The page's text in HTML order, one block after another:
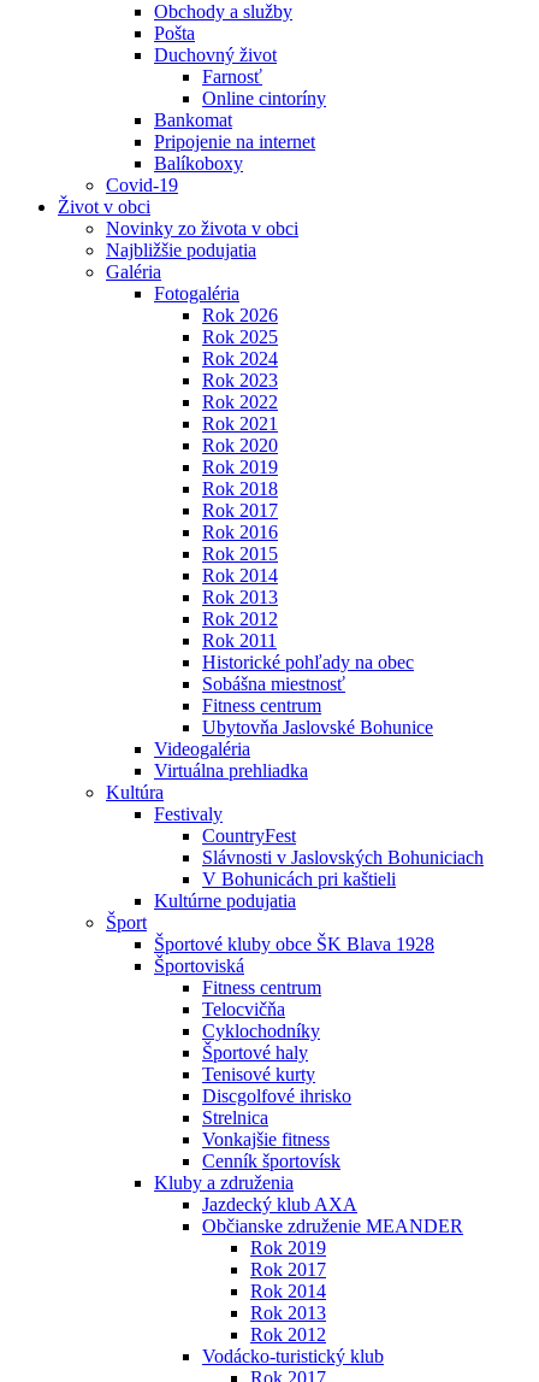
Obchody a služby
Pošta
Duchovný život
Farnosť
Online cintoríny
Bankomat
Pripojenie na internet
Balíkoboxy
Covid-19
Život v obci
Novinky zo života v obci
Najbližšie podujatia
Galéria
Fotogaléria
Rok 2026
Rok 2025
Rok 2024
Rok 2023
Rok 2022
Rok 2021
Rok 2020
Rok 2019
Rok 2018
Rok 2017
Rok 2016
Rok 2015
Rok 2014
Rok 2013
Rok 2012
Rok 2011
Historické pohľady na obec
Sobášna miestnosť
Fitness centrum
Ubytovňa Jaslovské Bohunice
Videogaléria
Virtuálna prehliadka
Kultúra
Festivaly
CountryFest
Slávnosti v Jaslovských Bohuniciach
V Bohunicách pri kaštieli
Kultúrne podujatia
Šport
Športové kluby obce ŠK Blava 1928
Športoviská
Fitness centrum
Telocvičňa
Cyklochodníky
Športové haly
Tenisové kurty
Discgolfové ihrisko
Strelnica
Vonkajšie fitness
Cenník športovísk
Kluby a združenia
Jazdecký klub AXA
Občianske združenie MEANDER
Rok 2019
Rok 2017
Rok 2014
Rok 2013
Rok 2012
Vodácko-turistický klub
Rok 2017